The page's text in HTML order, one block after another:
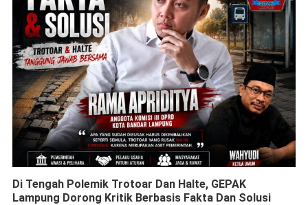
Di Tengah Polemik Trotoar Dan Halte, GEPAK
Lampung Dorong Kritik Berbasis Fakta Dan Solusi